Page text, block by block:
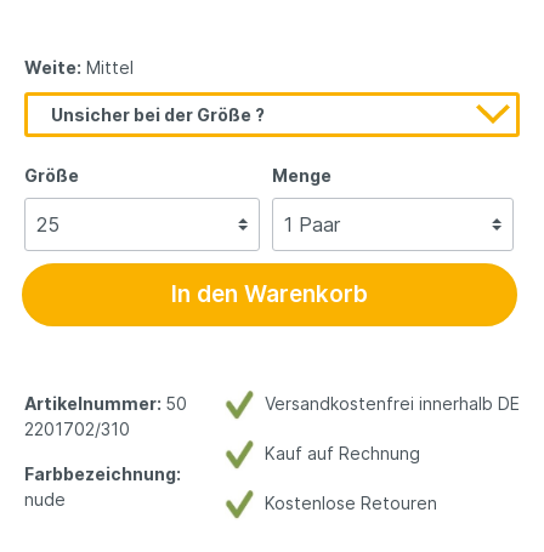
Weite: Mittel
Unsicher bei der Größe ?
Größe Menge
In den Warenkorb
Versandkostenfrei innerhalb DE
Kauf auf Rechnung
Kostenlose Retouren
Artikelnummer: 50
2201702/310
Farbbezeichnung:
nude